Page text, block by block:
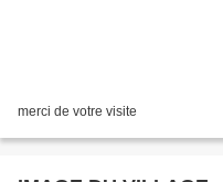
merci de votre visite